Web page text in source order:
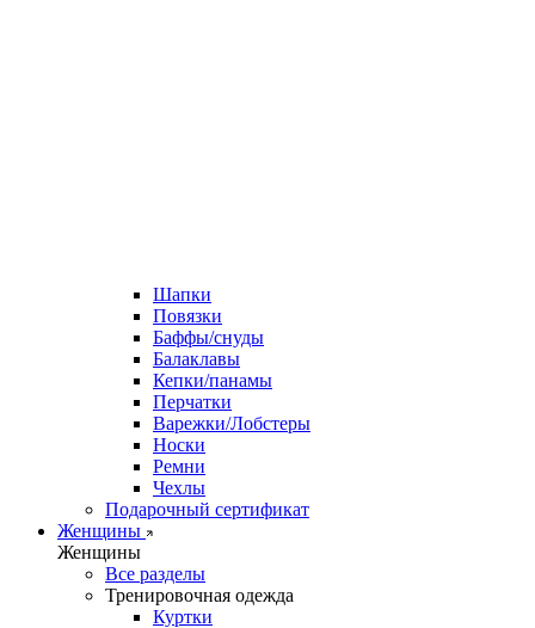
Шапки
Повязки
Баффы/снуды
Балаклавы
Кепки/панамы
Перчатки
Варежки/Лобстеры
Носки
Ремни
Чехлы
Подарочный сертификат
Женщины
Женщины
Все разделы
Тренировочная одежда
Куртки